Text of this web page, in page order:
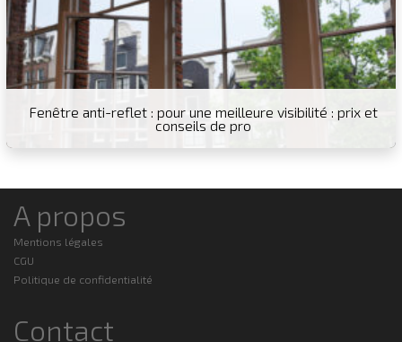
Fenêtre anti-reflet : pour une meilleure visibilité : prix et
conseils de pro
A propos
Mentions légales
CGU
Politique de confidentialité
Contact